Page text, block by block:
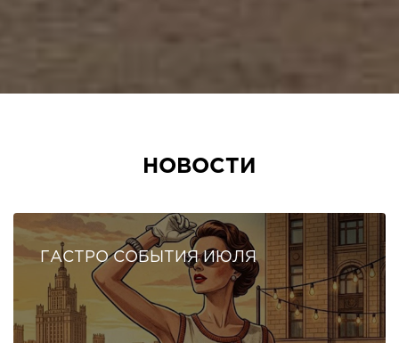
НОВОСТИ
ГАСТРО СОБЫТИЯ ИЮЛЯ